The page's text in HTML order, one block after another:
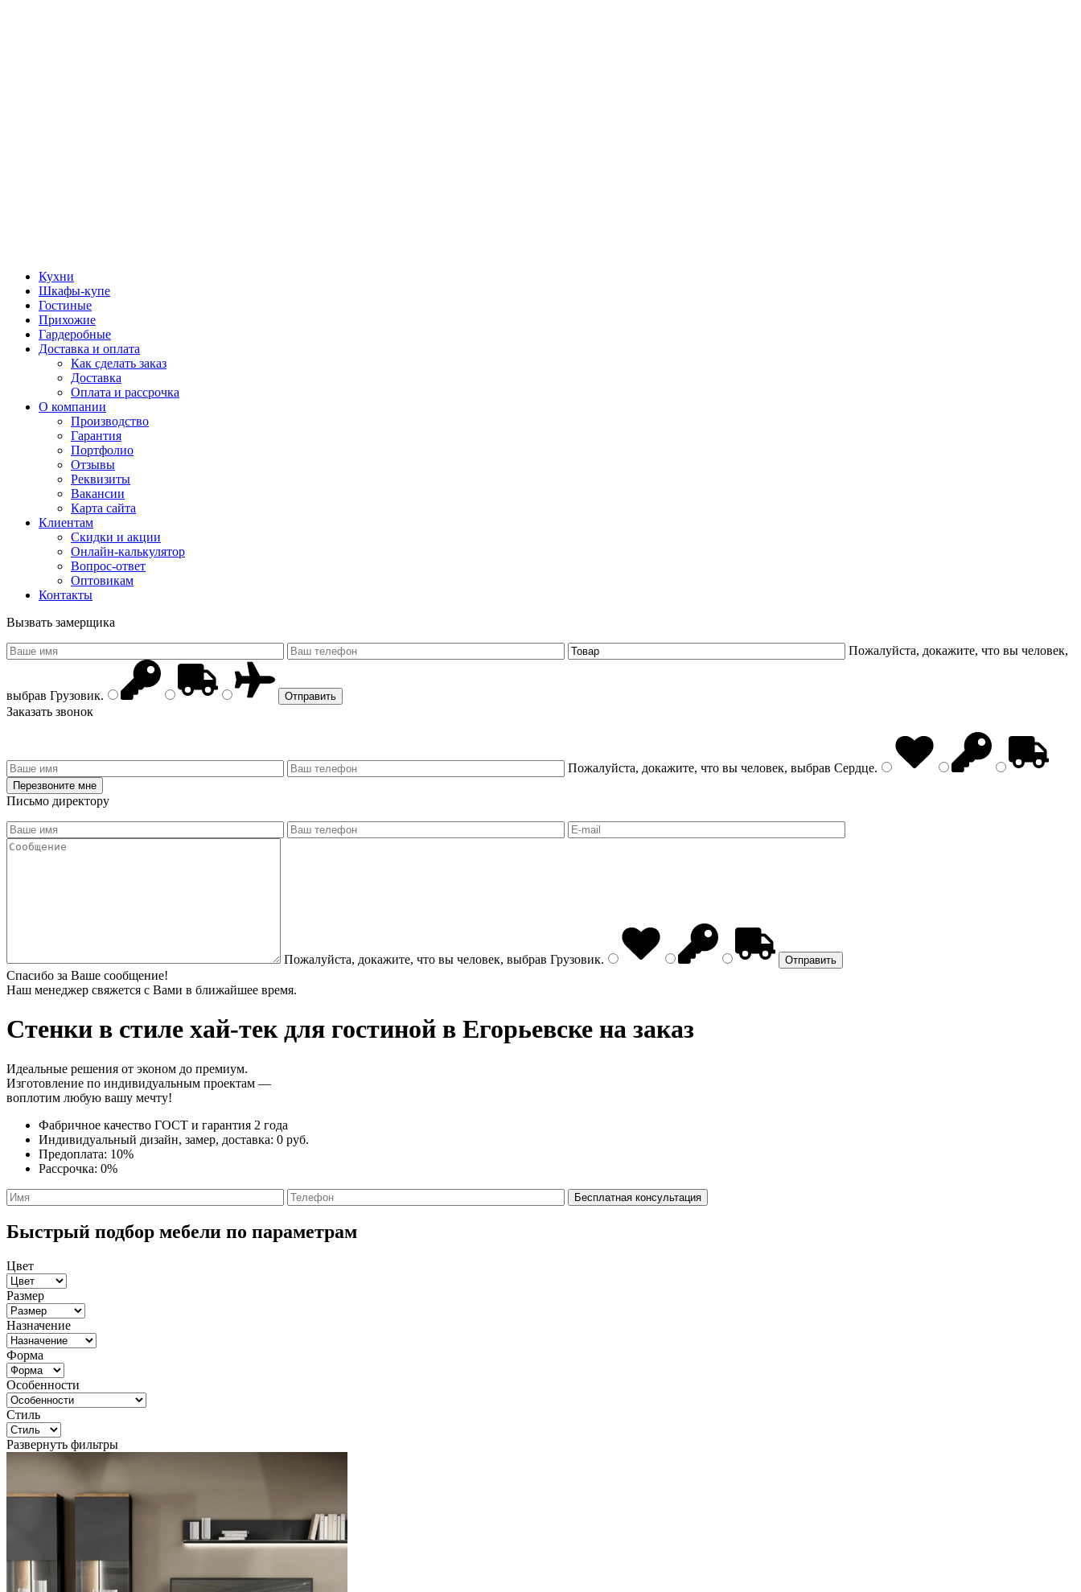
Кухни
Шкафы-купе
Гостиные
Прихожие
Гардеробные
Доставка и оплата
Как сделать заказ
Доставка
Оплата и рассрочка
О компании
Производство
Гарантия
Портфолио
Отзывы
Реквизиты
Вакансии
Карта сайта
Клиентам
Скидки и акции
Онлайн-калькулятор
Вопрос-ответ
Оптовикам
Контакты
Вызвать замерщика
Пожалуйста, докажите, что вы человек,
выбрав Грузовик.
Заказать звонок
Пожалуйста, докажите, что вы человек, выбрав Сердце.
Письмо директору
Пожалуйста, докажите, что вы человек, выбрав Грузовик.
Спасибо за Ваше сообщение!
Наш менеджер свяжется с Вами в ближайшее время.
Стенки в стиле хай-тек для гостиной в Егорьевске на заказ
Идеальные решения от эконом до премиум.
Изготовление по индивидуальным проектам —
воплотим любую вашу мечту!
Фабричное качество ГОСТ и гарантия 2 года
Индивидуальный дизайн, замер, доставка: 0 руб.
Предоплата: 10%
Рассрочка: 0%
Быстрый подбор мебели по параметрам
Цвет
Размер
Назначение
Форма
Особенности
Стиль
Развернуть фильтры